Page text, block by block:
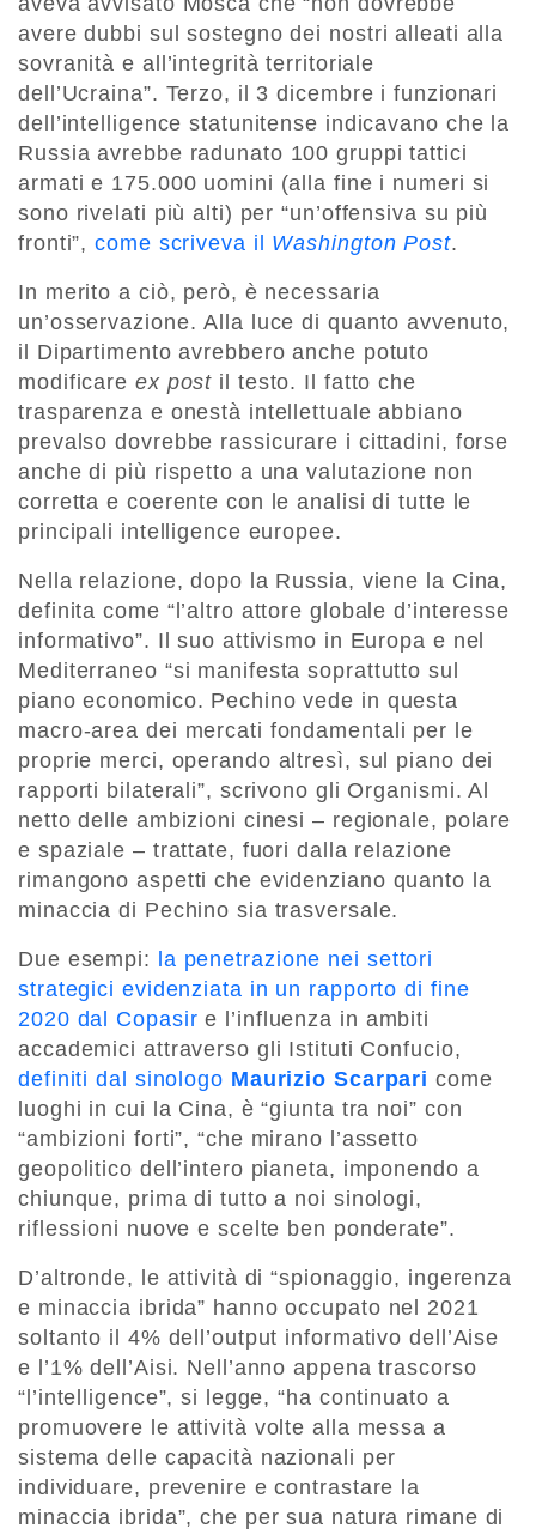
avere dubbi sul sostegno dei nostri alleati alla
sovranità e all’integrità territoriale
dell’Ucraina”. Terzo, il 3 dicembre i funzionari
dell’intelligence statunitense indicavano che la
Russia avrebbe radunato 100 gruppi tattici
armati e 175.000 uomini (alla fine i numeri si
sono rivelati più alti) per “un’offensiva su più
fronti”,come scriveva il Washington Post.
In merito a ciò, però, è necessaria
un’osservazione. Alla luce di quanto avvenuto,
il Dipartimento avrebbero anche potuto
modificare ex post il testo. Il fatto che
trasparenza e onestà intellettuale abbiano
prevalso dovrebbe rassicurare i cittadini, forse
anche di più rispetto a una valutazione non
corretta e coerente con le analisi di tutte le
principali intelligence europee.
Nella relazione, dopo la Russia, viene la Cina,
definita come “l’altro attore globale d’interesse
informativo”. Il suo attivismo in Europa e nel
Mediterraneo “si manifesta soprattutto sul
piano economico. Pechino vede in questa
macro-area dei mercati fondamentali per le
proprie merci, operando altresì, sul piano dei
rapporti bilaterali”, scrivono gli Organismi. Al
netto delle ambizioni cinesi – regionale, polare
e spaziale – trattate, fuori dalla relazione
rimangono aspetti che evidenziano quanto la
minaccia di Pechino sia trasversale.
Due esempi:
la penetrazione nei settori
strategici evidenziata in un rapporto di fine
2020 dal Copasir e l’influenza in ambiti
accademici attraverso gli Istituti Confucio,
definiti dal sinologo Maurizio Scarpari come
luoghi in cui la Cina, è “giunta tra noi” con
“ambizioni forti”, “che mirano l’assetto
geopolitico dell’intero pianeta, imponendo a
chiunque, prima di tutto a noi sinologi,
riflessioni nuove e scelte ben ponderate”.
D’altronde, le attività di “spionaggio, ingerenza
e minaccia ibrida” hanno occupato nel 2021
soltanto il 4% dell’output informativo dell’Aise
e l’1% dell’Aisi. Nell’anno appena trascorso
“l’intelligence”, si legge, “ha continuato a
promuovere le attività volte alla messa a
sistema delle capacità nazionali per
individuare, prevenire e contrastare la
minaccia ibrida”, che per sua natura rimane di